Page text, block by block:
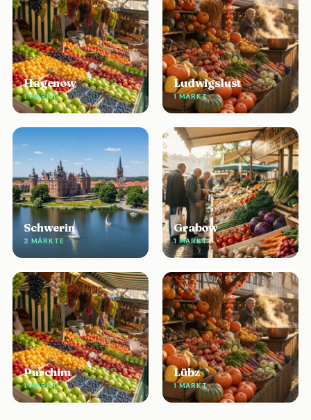
Hagenow
1 MARKT
Ludwigslust
1 MARKT
Schwerin
2 MÄRKTE
Grabow
1 MARKT
Parchim
1 MARKT
Lübz
1 MARKT